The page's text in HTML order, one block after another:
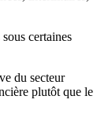
certaines
du secteur
plutôt que le